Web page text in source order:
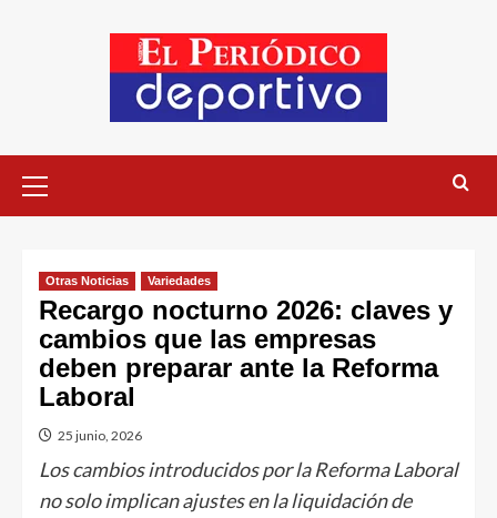
Otras Noticias Variedades
Recargo nocturno 2026: claves y
cambios que las empresas
deben preparar ante la Reforma
Laboral
25 junio, 2026
Los cambios introducidos por la Reforma Laboral
no solo implican ajustes en la liquidación de